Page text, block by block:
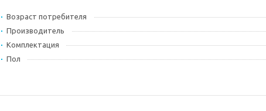
Возраст потребителя
Производитель
Комплектация
Пол